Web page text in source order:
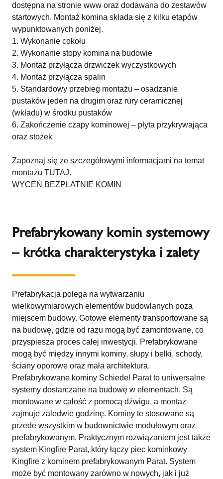
dostępna na stronie www oraz dodawana do zestawów
startowych. Montaż komina składa się z kilku etapów
wypunktowanych poniżej.
Wykonanie cokołu
Wykonanie stopy komina na budowie
Montaż przyłącza drzwiczek wyczystkowych
Montaż przyłącza spalin
Standardowy przebieg montażu – osadzanie
pustaków jeden na drugim oraz rury ceramicznej
(wkładu) w środku pustaków
Zakończenie czapy kominowej – płyta przykrywająca
oraz stożek
Zapoznaj się ze szczegółowymi informacjami na temat
montażu TUTAJ.
WYCEŃ BEZPŁATNIE KOMIN
Prefabrykowany komin systemowy
– krótka charakterystyka i zalety
Prefabrykacja polega na wytwarzaniu
wielkowymiarowych elementów budowlanych poza
miejscem budowy. Gotowe elementy transportowane są
na budowę, gdzie od razu mogą być zamontowane, co
przyspiesza proces całej inwestycji. Prefabrykowane
mogą być między innymi kominy, słupy i belki, schody,
ściany oporowe oraz mała architektura.
Prefabrykowane kominy Schiedel Parat to uniwersalne
systemy dostarczane na budowę w elementach. Są
montowane w całość z pomocą dźwigu, a montaż
zajmuje zaledwie godzinę. Kominy te stosowane są
przede wszystkim w budownictwie modułowym oraz
prefabrykowanym. Praktycznym rozwiązaniem jest także
system Kingfire Parat, który łączy piec kominkowy
Kingfire z kominem prefabrykowanym Parat. System
może być montowany zarówno w nowych, jak i już